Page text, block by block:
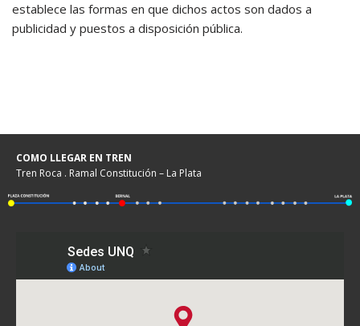
establece las formas en que dichos actos son dados a
publicidad y puestos a disposición pública.
COMO LLEGAR EN TREN
Tren Roca . Ramal Constitución – La Plata